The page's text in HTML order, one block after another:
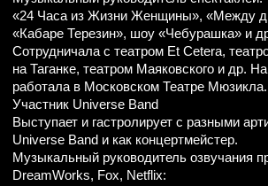
Безруков), «Обыкновенное чудо» (режиссер Иван
Поповски), «История любви» (режиссер Алексей
Франдетти). С 2012 года художник по гриму в Московском
Театре Мюзикла. Художник по гриму «Ледовое шоу Татьяны
Навки». Художник по гриму фолк-мюзикл «Петя и фолк»
реж. А. Франдетти, радио Орфей. Спектакль «Кабаре
Терезин», «Между двух миров», «Чебурашка шоу» реж.
Нина Чусова